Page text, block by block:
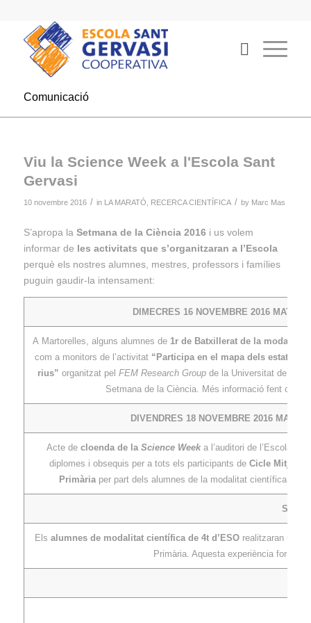
Comunicació
Viu la Science Week a l'Escola Sant
Gervasi
10 novembre 2016 / in LA MARATÓ RECERCA CIENTÍFICA / by Marc Mas
S’apropa la Setmana de la Ciència 2016 i us volem
informar de les activitats que s’organitzaran a l’Escola
perquè els nostres alumnes, mestres, professors i famílies
puguin gaudir-la intensament:
DIMECRES 16 NOVEMBRE 2016 MATÍ
A Martorelles, alguns alumnes de 1r de Batxillerat de la modalitat
com a monitors de l’activitat “Participa en el mapa dels estats
rius” organitzat pelFEM Research Group de la Universitat de
Setmana de la Ciència. Més informació fent clic
DIVENDRES 18 NOVEMBRE 2016 MATÍ
Acte de cloenda de la Science Weeka l’auditori de l’Escola,
diplomes i obsequis per a tots els participants deCicle Mitjà i
Primària per part dels alumnes de la modalitat científica de
Els alumnes de modalitat científica de 4t d’ESOrealitzaran una
Primària. Aquesta experiència forma